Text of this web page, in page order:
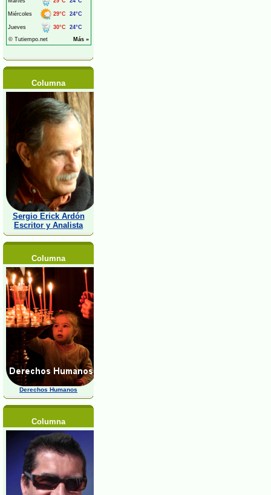
Columna
Sergio Erick Ardón
Escritor y Analista
Columna
Derechos Humanos
Columna